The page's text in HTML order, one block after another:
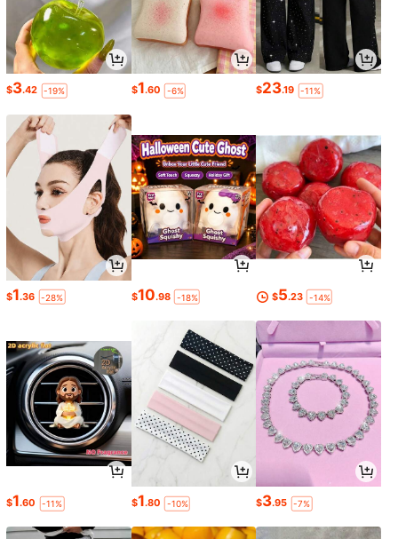
$3.42 -19% $1.60 -6% $23.19 -11%
$1.36 -28% $10.98 -18% $5.23 -14%
$1.60 -11% $1.80 -10% $3.95 -7%